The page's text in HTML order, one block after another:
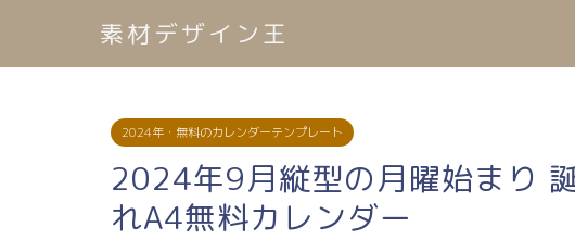
素材デザイン王
2024年・無料のカレンダーテンプレート
2024年9月縦型の月曜始まり
れA4無料カレンダー